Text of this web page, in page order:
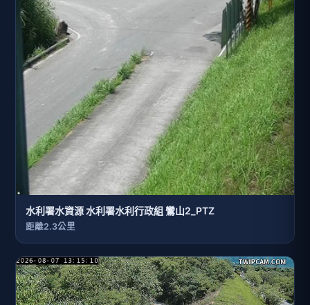
水利署水資源 水利署水利行政組 鸞山2_PTZ
距離2.3公里